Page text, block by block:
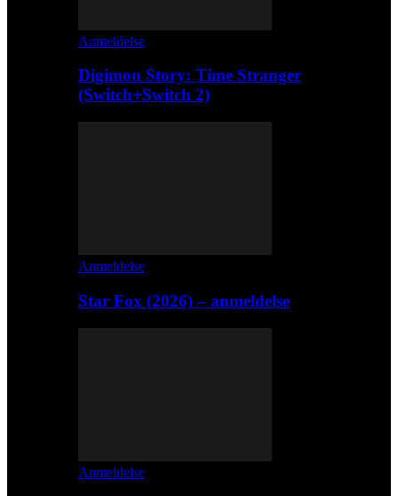
Anmeldelse
Digimon Story: Time Stranger
(Switch+Switch 2)
Anmeldelse
Star Fox (2026) – anmeldelse
Anmeldelse